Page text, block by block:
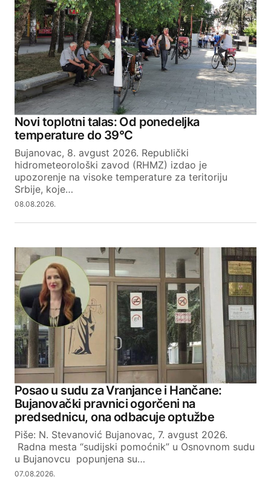
Novi toplotni talas: Od ponedeljka
temperature do 39°C
Bujanovac, 8. avgust 2026. Republički
hidrometeorološki zavod (RHMZ) izdao je
upozorenje na visoke temperature za teritoriju
Srbije, koje…
08.08.2026.
Posao u sudu za Vranjance i Hančane:
Bujanovački pravnici ogorčeni na
predsednicu, ona odbacuje optužbe
Piše: N. Stevanović Bujanovac, 7. avgust 2026.
Radna mesta “sudijski pomoćnik” u Osnovnom sudu
u Bujanovcu popunjena su…
07.08.2026.